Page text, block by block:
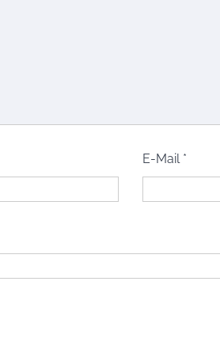
E-Mail *